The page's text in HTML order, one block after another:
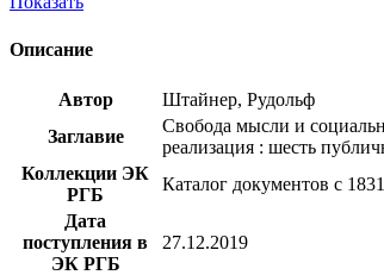
Описание
Автор
Штайнер, Рудольф
Заглавие
Свобода мысли и
реализация : шесть
Коллекции ЭК
РГБ
Каталог документов с
Дата
поступления в
ЭК РГБ
27.12.2019